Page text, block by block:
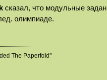
сказал, что модульные
олимпиаде.
The Paperfold"